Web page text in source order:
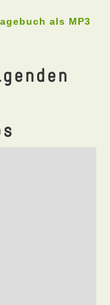
als MP3